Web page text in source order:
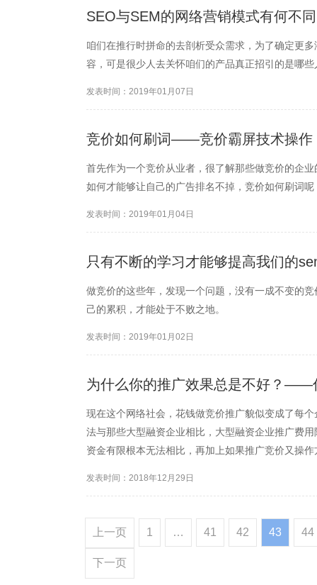
SEO与SEM的网络营销模式有何不同
咱们在推行时拼命的去剖析受众需求，为了确定更
容，可是很少人去关怀咱们的产品真正招引的是哪
发表时间：2019年01月07日
竞价如何刷词——竞价霸屏技术操作
首先作为一个竞价从业者，很了解那些做竞价的企
如何才能够让自己的广告排名不掉，竞价如何刷词
发表时间：2019年01月04日
只有不断的学习才能够提高我们的
做竞价的这些年，发现一个问题，没有一成不变的
己的累积，才能处于不败之地。
发表时间：2019年01月02日
为什么你的推广效果总是不好？——
现在这个网络社会，花钱做竞价推广貌似变成了每
法与那些大型融资企业相比，大型融资企业推广费
资金有限根本无法相比，再加上如果推广竞价又操
发表时间：2018年12月29日
上一页 1 … 41 42 43 44
下一页